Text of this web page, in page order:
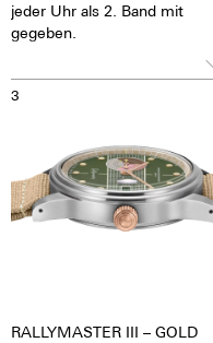
jeder Uhr als 2. Band mit
gegeben.
3
RALLYMASTER III – GOLD